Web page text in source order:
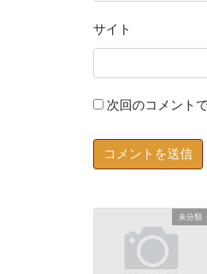
サイト
次回のコメント
未分類